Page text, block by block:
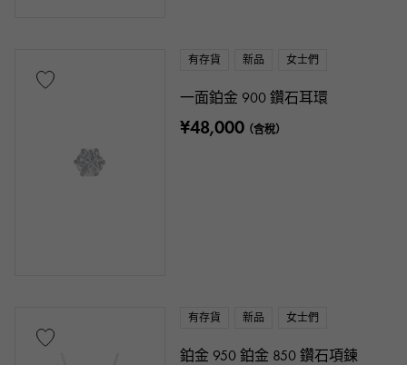
有存貨 新品 女士們
一面鉑金 900 鑽石耳環
¥48,000（含稅）
有存貨 新品 女士們
鉑金 950 鉑金 850 鑽石項鍊